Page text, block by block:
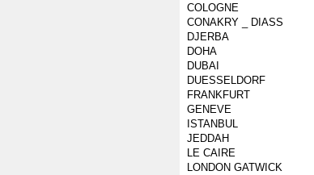
COLOGNE
CONAKRY _ DIASS
DJERBA
DOHA
DUBAI
DUESSELDORF
FRANKFURT
GENEVE
ISTANBUL
JEDDAH
LE CAIRE
LONDON GATWICK